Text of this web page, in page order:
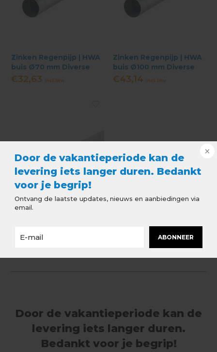
Door de vakantieperiode kan de
levering iets langer duren. Bedankt
voor je begrip!
Ontvang de laatste updates, nieuws en aanbiedingen via
email.
ABONNEER
Zinken Regenpijp | HWA
buis Ø70 mm Diverse
Lengtes
€32,63 Incl. btw
Zinken Regenpijp | HWA
buis Ø100 mm Diverse
Lengtes
€43,14 Incl. btw
buis Ø60 mm Diverse
Door de vakantieperiode kan de
levering iets langer duren.
Bedankt voor je begrip!